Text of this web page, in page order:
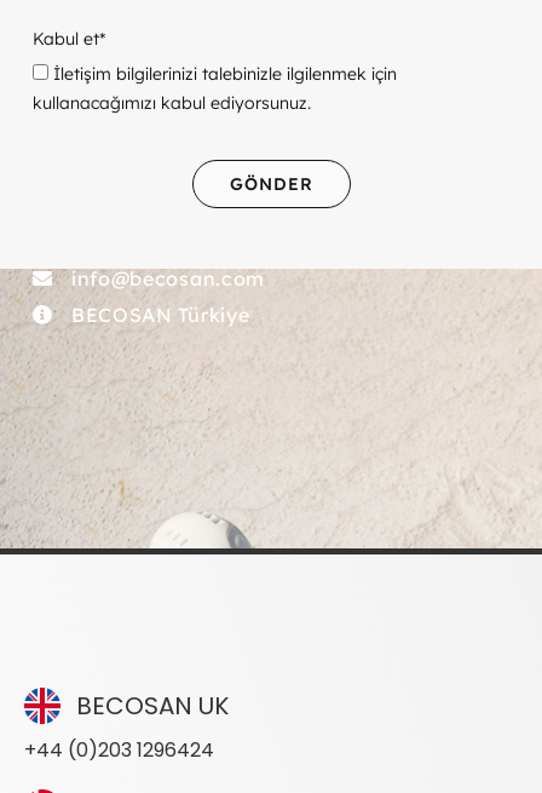
Kabul et*
İletişim bilgilerinizi talebinizle ilgilenmek için
kullanacağımızı kabul ediyorsunuz.
GÖNDER
info@becosan.com
BECOSAN Türkiye
BECOSAN UK
+44 (0)203 1296424